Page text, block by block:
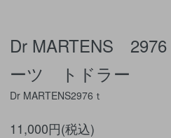
Dr MARTENS
ーツ トドラー
Dr MARTENS2976ｔ
11,000円(税込)